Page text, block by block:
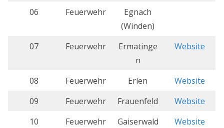
06
Feuerwehr
Egnach
(Winden)
07
Feuerwehr
Ermatinge
n
Website
08 Feuerwehr Erlen
Website
09
Feuerwehr Frauenfeld
Website
10
Feuerwehr
Gaiserwald
Website